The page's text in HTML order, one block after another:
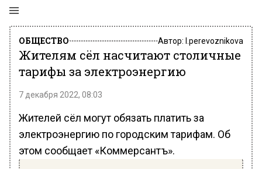
ОБЩЕСТВО Автор: l.perevoznikova
Жителям сёл насчитают столичные
тарифы за электроэнергию
7 декабря 2022, 08:03
Жителей сёл могут обязать платить за
электроэнергию по городским тарифам. Об
этом сообщает «Коммерсантъ».